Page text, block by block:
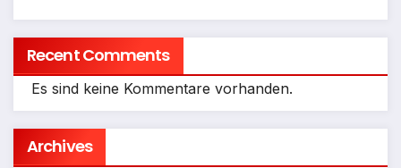
Recent Comments
Es sind keine Kommentare vorhanden.
Archives